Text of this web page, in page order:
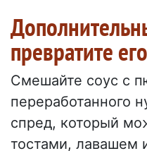
превратите
Смешайте соус с
переработанного
спред, который
тостами, лавашем